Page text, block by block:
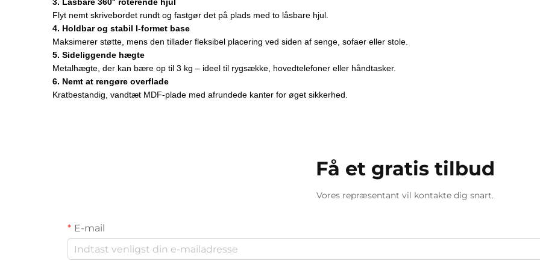
3. Låsbare 360° roterende hjul
Flyt nemt skrivebordet rundt og fastgør det på plads med to låsbare hjul.
4. Holdbar og stabil I-formet base
Maksimerer støtte, mens den tillader fleksibel placering ved siden af senge, sofaer eller stole.
5. Sideliggende hægte
Metalhægte, der kan bære op til 3 kg – ideel til rygsække, hovedtelefoner eller håndtasker.
6. Nemt at rengøre overflade
Kratbestandig, vandtæt MDF-plade med afrundede kanter for øget sikkerhed.
Få et gratis tilbud
Vores repræsentant vil kontakte dig snart.
E-mail